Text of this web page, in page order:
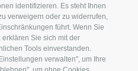
identifizieren. Es steht Ihnen
verweigern oder zu widerrufen,
führt. Wenn Sie
erklären Sie sich mit der
Tools einverstanden.
verwalten", um Ihre
095755
im Handelsreg. BZ: